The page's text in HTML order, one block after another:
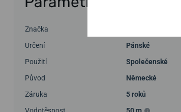
Značka
Určení
Pánské
Použití
Společenské
Původ
Německé
Záruka
5 roků